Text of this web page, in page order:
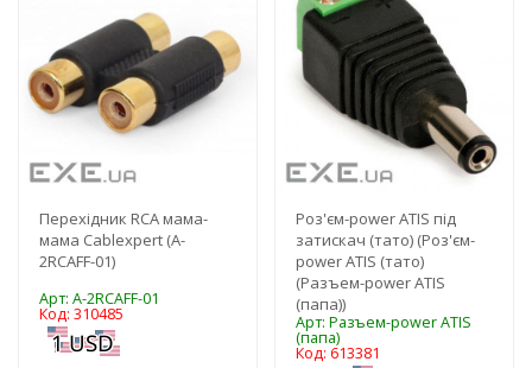
Перехідник RCA мама-
мама Cablexpert (A-
2RCAFF-01)
Арт: A-2RCAFF-01
Код: 310485
Роз'єм-power ATIS під
затискач (тато) (Роз'єм-
power ATIS (тато)
(Разъем-power ATIS
(папа))
Арт: Разъем-power ATIS
(папа)
Код: 613381